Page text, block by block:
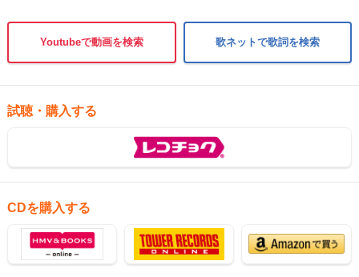
Youtubeで動画を検索 歌ネットで歌詞を検索
試聴・購入する
CDを購入する